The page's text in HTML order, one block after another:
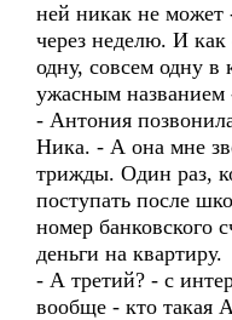
ней никак не может
через неделю. И
одну, совсем одну
ужасным названием
- Антония
Ника. - А она мне
трижды. Один раз,
поступать после
номер банковского
деньги на квартиру.
- А третий? - с
вообще - кто такая